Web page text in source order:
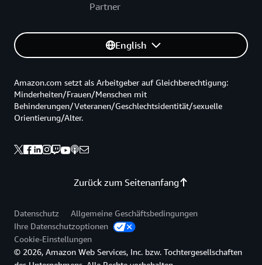
Partner
English
Zurück zum Seitenanfang
Amazon.com setzt als Arbeitgeber auf Gleichberechtigung:
Minderheiten/Frauen/Menschen mit
Behinderungen/Veteranen/Geschlechtsidentität/sexuelle
Orientierung/Alter.
Datenschutz
Allgemeine Geschäftsbedingungen
Ihre Datenschutzoptionen
Cookie-Einstellungen
© 2026, Amazon Web Services, Inc. bzw. Tochtergesellschaften